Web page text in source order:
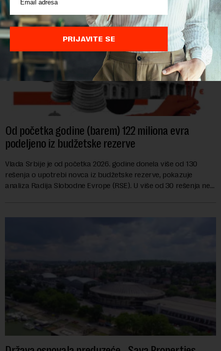
Od početka godine (barem) 122 miliona evra
podeljeno iz budžetske rezerve
Vlada Srbije je od početka 2026. godine donela više od 130
rešenja o upotrebi novca iz budžetske rezerve, pokazuje
analiza Radija Slobodne Evrope (RSE). U više od 30 rešenja ne
PRIJAVITE SE